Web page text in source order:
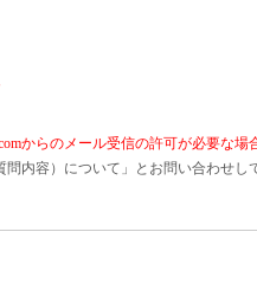
からのメール受信の許可が必要な場
問内容）について」とお問い合わせし